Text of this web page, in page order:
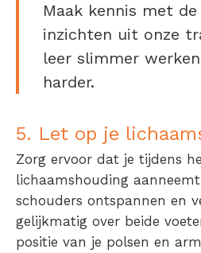
Maak kennis met
inzichten uit onze
leer slimmer
harder.
5. Let op je
Zorg ervoor dat je tijdens
lichaamshouding
schouders ontspannen en
gelijkmatig over beide
positie van je polsen en